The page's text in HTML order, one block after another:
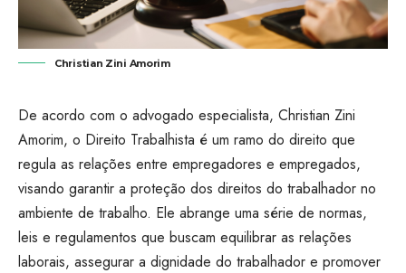
Christian Zini Amorim
De acordo com o advogado especialista, Christian Zini
Amorim, o Direito Trabalhista é um ramo do direito que
regula as relações entre empregadores e empregados,
visando garantir a proteção dos direitos do trabalhador no
ambiente de trabalho. Ele abrange uma série de normas,
leis e regulamentos que buscam equilibrar as relações
laborais, assegurar a dignidade do trabalhador e promover